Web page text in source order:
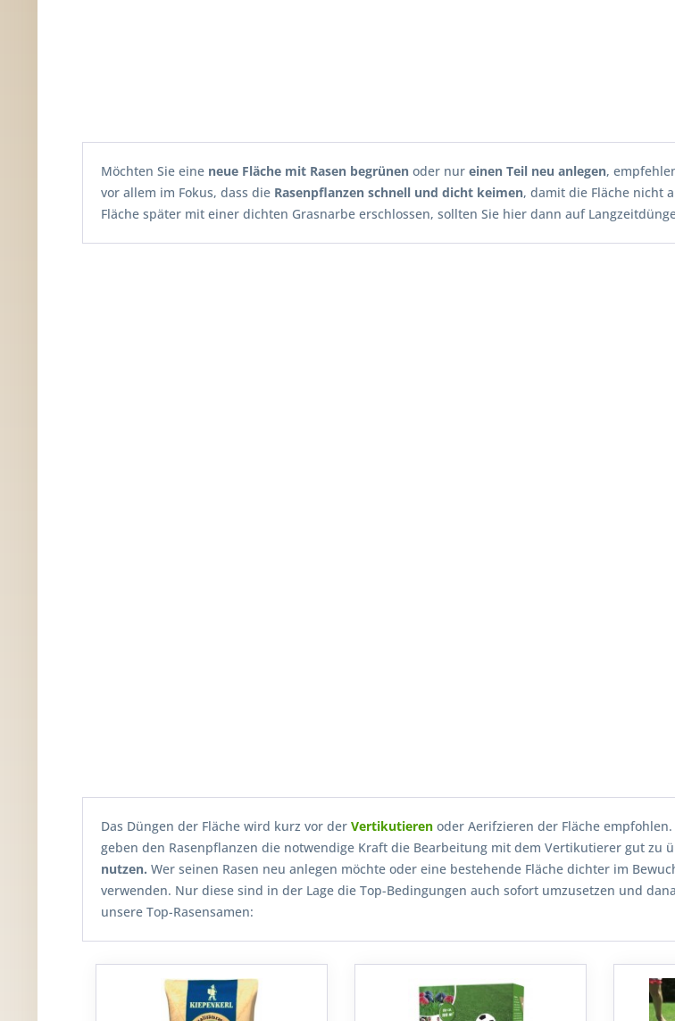
Möchten Sie eine neue Fläche mit Rasen begrünen oder nur einen Teil neu anlegen,
vor allem im Fokus, dass die Rasenpflanzen schnell und dicht keimen, damit die Fläche nicht
Fläche später mit einer dichten Grasnarbe erschlossen, sollten Sie hier dann auf
Das Düngen der Fläche wird kurz vor der Vertikutieren oder Aerifzieren der Fläche
geben den Rasenpflanzen die notwendige Kraft die Bearbeitung mit dem Vertikutierer gut zu
nutzen. Wer seinen Rasen neu anlegen möchte oder eine bestehende Fläche dichter im
verwenden. Nur diese sind in der Lage die Top-Bedingungen auch sofort umzusetzen und
unsere Top-Rasensamen: